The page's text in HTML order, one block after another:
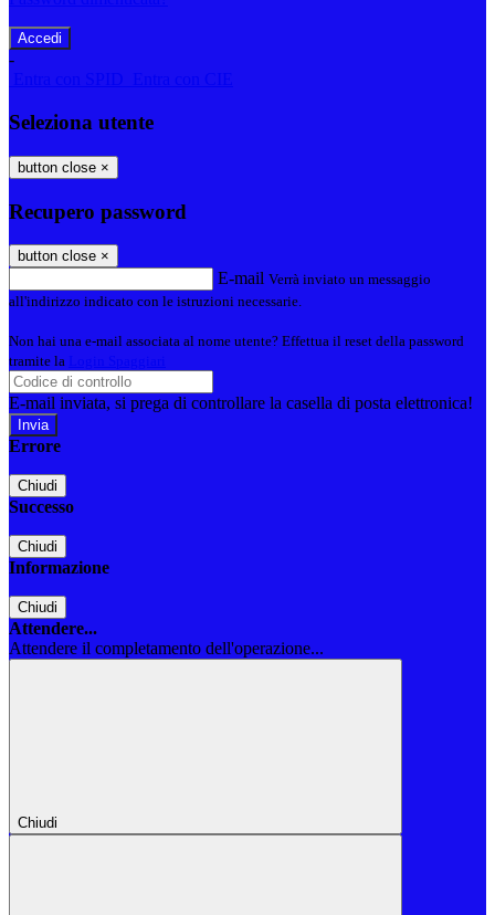
-
Seleziona utente
button close ×
Recupero password
button close ×
E-mail Verrà inviato un messaggio
all'indirizzo indicato con le istruzioni necessarie.
Non hai una e-mail associata al nome utente? Effettua il reset della password
tramite la
E-mail inviata, si prega di controllare la casella di posta elettronica!
Errore
Chiudi
Successo
Chiudi
Informazione
Chiudi
Attendere...
Attendere il completamento dell'operazione...
Chiudi